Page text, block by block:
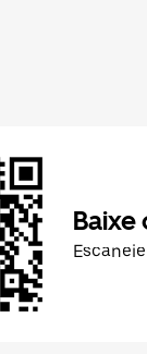
Baixe